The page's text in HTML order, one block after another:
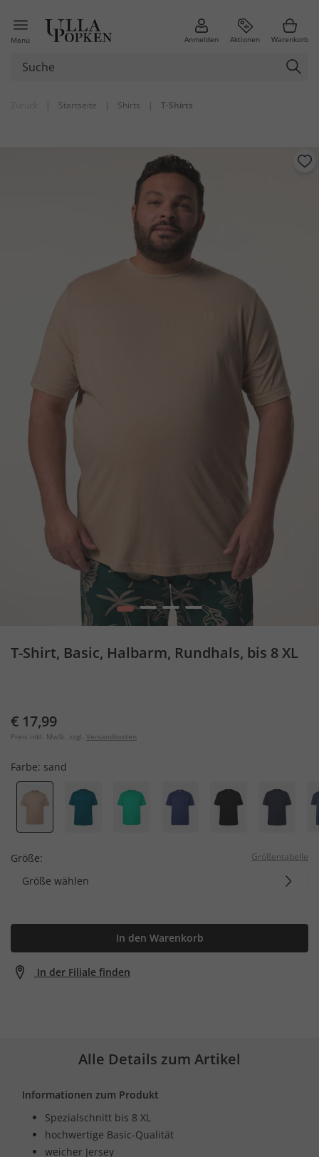
Menü Anmelden Aktionen Warenkorb
| Startseite | Shirts | T-Shirts
1 2 3 4
T-Shirt, Basic, Halbarm, Rundhals, bis 8 XL
€ 17,99
Preis inkl. MwSt. zzgl. Versandkosten
Farbe: sand
Größe: Größentabelle
Größe wählen
In den Warenkorb
In der Filiale finden
Alle Details zum Artikel
Informationen zum Produkt
Spezialschnitt bis 8 XL
hochwertige Basic-Qualität
weicher Jersey